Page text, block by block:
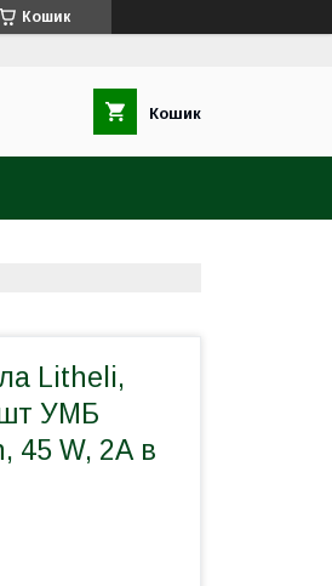
Кошик
Кошик
Litheli,
шт УМБ
45 W, 2А в